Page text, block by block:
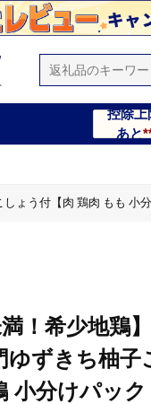
控除上
あと
ょう付【肉 鶏肉 もも 小
満！希少地鶏
ゆずきち柚子
小分けパッ